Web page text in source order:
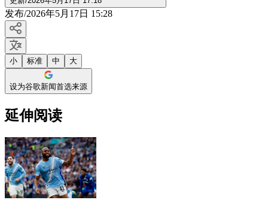
发布/2026年5月17日 15:28
小 标准 中 大
设为谷歌新闻首选来源
延伸阅读